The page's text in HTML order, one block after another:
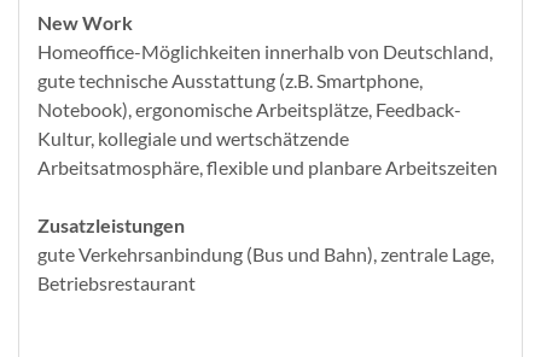
New Work
Homeoffice-Möglichkeiten innerhalb von Deutschland,
gute technische Ausstattung (z.B. Smartphone,
Notebook), ergonomische Arbeitsplätze, Feedback-
Kultur, kollegiale und wertschätzende
Arbeitsatmosphäre, flexible und planbare Arbeitszeiten
Zusatzleistungen
gute Verkehrsanbindung (Bus und Bahn), zentrale Lage,
Betriebsrestaurant